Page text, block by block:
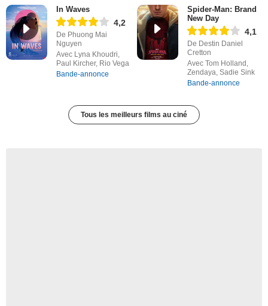
In Waves
4,2
De Phuong Mai
Nguyen
Avec Lyna Khoudri,
Paul Kircher, Rio Vega
Bande-annonce
Spider-Man: Brand
New Day
4,1
De Destin Daniel
Cretton
Avec Tom Holland,
Zendaya, Sadie Sink
Bande-annonce
Tous les meilleurs films au ciné